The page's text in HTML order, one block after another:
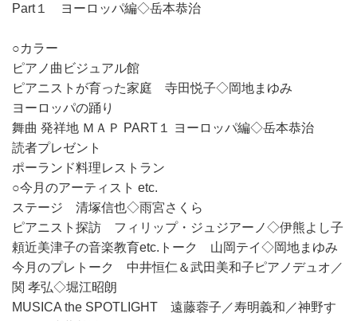
Part１ ヨーロッパ編◇岳本恭治
○カラー
ピアノ曲ビジュアル館
ピアニストが育った家庭 寺田悦子◇岡地まゆみ
ヨーロッパの踊り
舞曲 発祥地 ＭＡＰ PART１ ヨーロッパ編◇岳本恭治
読者プレゼント
ポーランド料理レストラン
○今月のアーティスト etc.
ステージ 清塚信也◇雨宮さくら
ピアニスト探訪 フィリップ・ジュジアーノ◇伊熊よし子
頼近美津子の音楽教育etc.トーク 山岡テイ◇岡地まゆみ
今月のプレトーク 中井恒仁＆武田美和子ピアノデュオ／
関 孝弘◇堀江昭朗
MUSICA the SPOTLIGHT 遠藤蓉子／寿明義和／神野す